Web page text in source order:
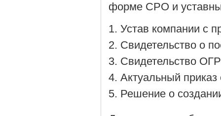
форме СРО и
Устав компании с
Cвидетельство о
Cвидетельство
Актуальный приказ
Решение о